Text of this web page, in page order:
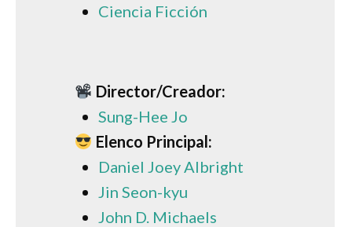
Ciencia Ficción
Director/Creador:
Sung-Hee Jo
Elenco Principal:
Daniel Joey Albright
Jin Seon-kyu
John D. Michaels